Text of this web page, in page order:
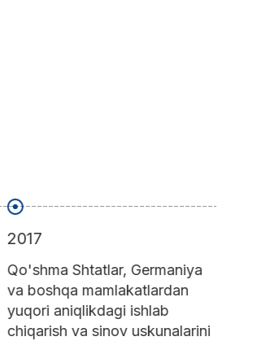
2017
Qo'shma Shtatlar, Germaniya
va boshqa mamlakatlardan
yuqori aniqlikdagi ishlab
chiqarish va sinov uskunalarini